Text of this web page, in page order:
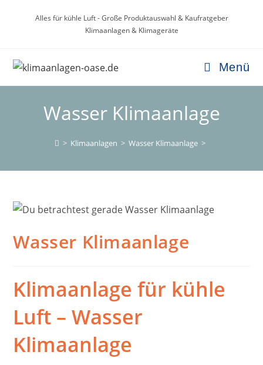
Alles für kühle Luft - Große Produktauswahl & Kaufratgeber
Klimaanlagen & Klimageräte
Menü
Wasser Klimaanlage
> Klimaanlagen > Wasser Klimaanlage >
Wasser Klimaanlage
Klimaanlage für kühle
Luft – Wasser
Klimaanlage